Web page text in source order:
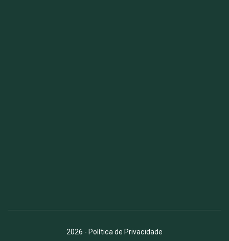
2026 - Política de Privacidade